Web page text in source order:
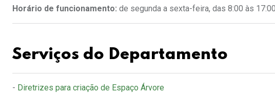
Horário de funcionamento: de segunda a sexta-feira, das 8:00 às
Serviços do Departamento
- Diretrizes para criação de Espaço Árvore